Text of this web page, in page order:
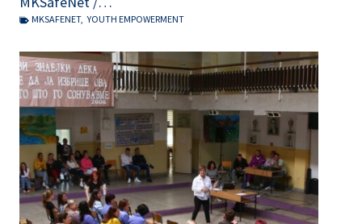
MKSAFENET, YOUTH EMPOWERMENT